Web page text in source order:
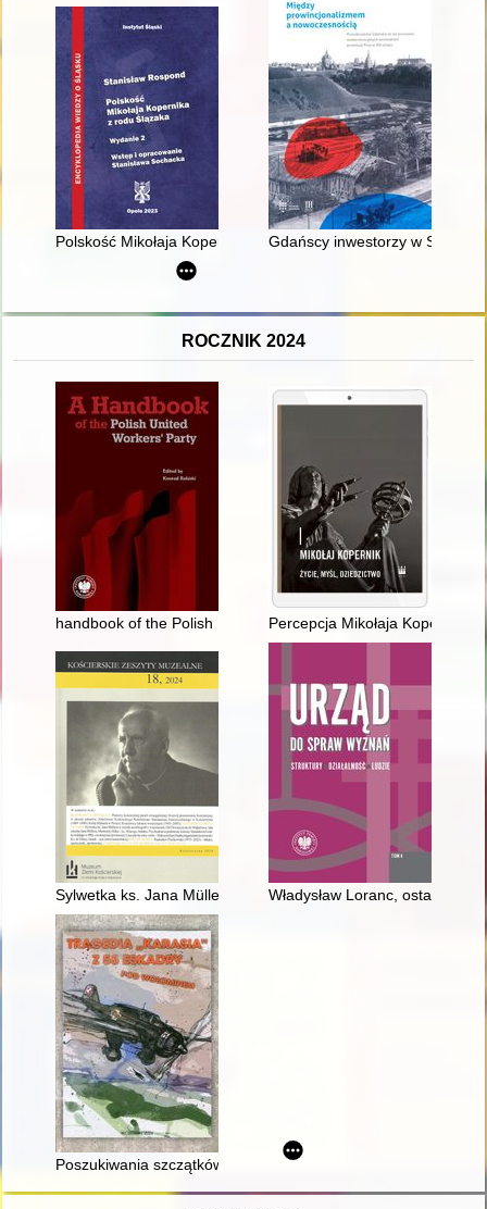
Polskość Mikołaja Kopernika z rodu Ślązaka
Gdańscy inwestorzy w
ROCZNIK 2024
handbook of the Polish United Workers' PartyPercepcja Mikołaja Kopernika
Sylwetka ks. Jana Müllera w świetle autobiografii i wspomnień
Władysław Loranc, ostatni
Poszukiwania szczątków „Karasia” pod Wołominem